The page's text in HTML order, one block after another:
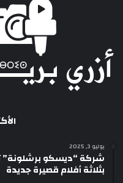
يوليو 3, 2025
شركة “ديسكو برشلونة”
بثلاثة أفلام قصيرة جديدة